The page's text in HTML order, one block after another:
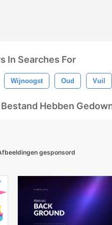
In Searches For
Wijnoogst Oud Vuil
Hebben
gesponsord